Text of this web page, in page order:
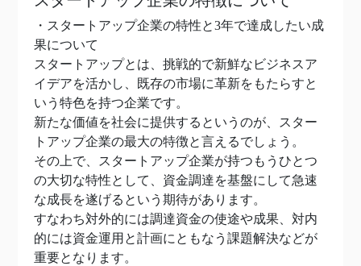
・スタートアップ企業の特性と3年で達成したい成
果について
スタートアップとは、挑戦的で新鮮なビジネスア
イデアを活かし、既存の市場に革新をもたらすと
いう特色を持つ企業です。
新たな価値を社会に提供するというのが、スター
トアップ企業の最大の特徴と言えるでしょう。
その上で、スタートアップ企業が持つもうひとつ
の大切な特性として、資金調達を基盤にして急速
な成長を遂げるという期待があります。
すなわち対外的には調達資金の使途や成果、対内
的には資金運用と計画にともなう課題解決などが
重要となります。